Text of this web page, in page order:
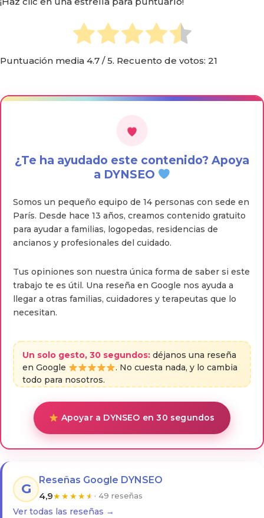
Puntuación media 4.7 / 5. Recuento de votos: 21
¿Te ha ayudado este contenido? Apoya
a DYNSEO
Somos un pequeño equipo de 14 personas con sede en
París. Desde hace 13 años, creamos contenido gratuito
para ayudar a familias, logopedas, residencias de
ancianos y profesionales del cuidado.
Tus opiniones son nuestra única forma de saber si este
trabajo te es útil. Una reseña en Google nos ayuda a
llegar a otras familias, cuidadores y terapeutas que lo
necesitan.
Un solo gesto, 30 segundos: déjanos una reseña
en Google
. No cuesta nada, y lo cambia
todo para nosotros.
Apoyar a DYNSEO en 30 segundos
G
Reseñas Google DYNSEO
4,9★★★★★ · 49 reseñas
Ver todas las reseñas →